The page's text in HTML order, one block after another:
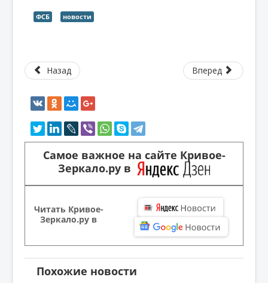
ФСБ новости
Назад Вперед
Самое важное на сайте Кривое-
Зеркало.ру в
Читать Кривое-
Зеркало.ру в
Похожие новости